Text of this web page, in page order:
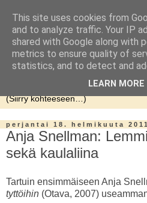
perjantai 18. helmikuuta 2011
Anja Snellman:
sekä kaulaliina
Tartuin ensimmäiseen Anja
tyttöihin (Otava, 2007)
This site uses cookies from
and to analyze traffic. Your IP
shared with Google along with
metrics to ensure quality of
statistics, and to detect and
LEARN MORE